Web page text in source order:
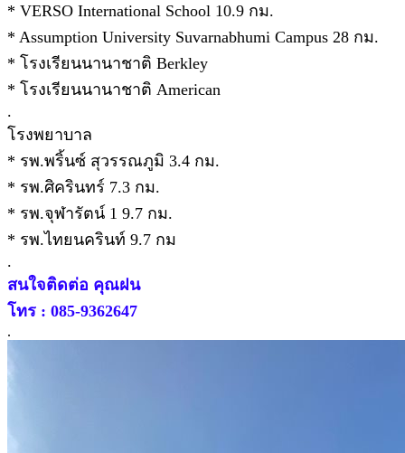
* VERSO International School 10.9 กม.
* Assumption University Suvarnabhumi Campus 28 กม.
* โรงเรียนนานาชาติ Berkley
* โรงเรียนนานาชาติ American
.
โรงพยาบาล
* รพ.พริ้นซ์ สุวรรณภูมิ 3.4 กม.
* รพ.ศิครินทร์ 7.3 กม.
* รพ.จุฬารัตน์ 1 9.7 กม.
* รพ.ไทยนครินท์ 9.7 กม
.
สนใจติดต่อ คุณฝน
โทร : 085-9362647
.